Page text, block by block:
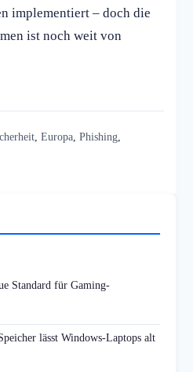
implementiert – doch die
ist noch weit von
Europa Phishing
Standard für Gaming-
lässt Windows-Laptops alt